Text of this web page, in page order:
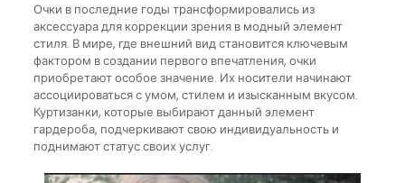
Очки в последние годы трансформировались из
аксессуара для коррекции зрения в модный элемент
стиля. В мире, где внешний вид становится ключевым
фактором в создании первого впечатления, очки
приобретают особое значение. Их носители начинают
ассоциироваться с умом, стилем и изысканным вкусом.
Куртизанки, которые выбирают данный элемент
гардероба, подчеркивают свою индивидуальность и
поднимают статус своих услуг.